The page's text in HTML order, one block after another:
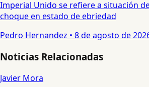
Imperial Unido se refiere a situación
choque en estado de ebriedad
Pedro Hernandez • 8 de agosto de
Noticias Relacionadas
Javier Mora